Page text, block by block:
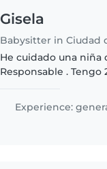
Gisela
He cuidado una niña
Responsable .
encanta ayudar en
Experience: